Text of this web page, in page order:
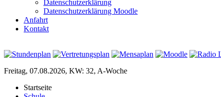
Datenschutzerklärung
Datenschutzerklärung Moodle
Anfahrt
Kontakt
Freitag, 07.08.2026, KW: 32, A-Woche
Startseite